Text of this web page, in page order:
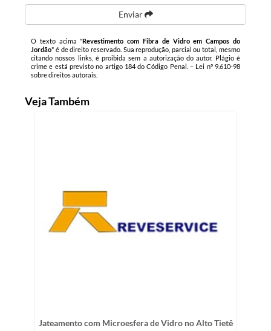
Enviar
O texto acima "Revestimento com Fibra de Vidro em Campos do
Jordão" é de direito reservado. Sua reprodução, parcial ou total, mesmo
citando nossos links, é proibida sem a autorização do autor. Plágio é
crime e está previsto no artigo 184 do Código Penal. – Lei n° 9.610-98
sobre direitos autorais
Veja Também
Jateamento com Microesfera de Vidro no Alto Tietê